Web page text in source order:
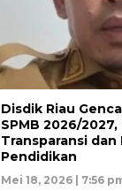
Disdik Riau
SPMB 2026/
Transparansi dan
Pendidikan
Mei 18, 2026 | 7:56